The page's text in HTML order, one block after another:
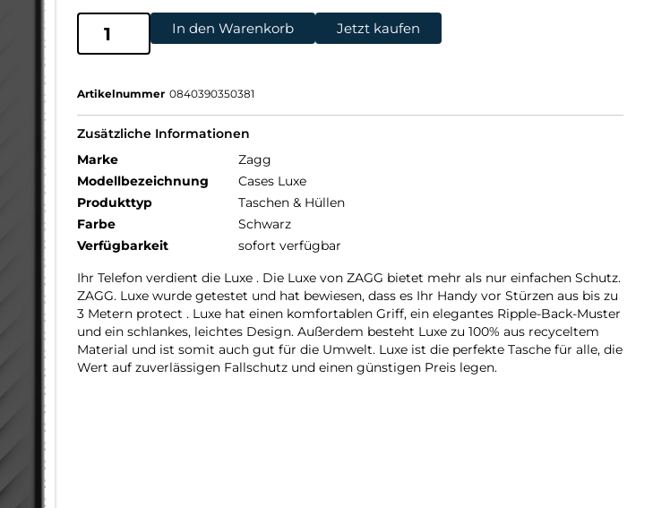
In den Warenkorb Jetzt kaufen
Artikelnummer 0840390350381
Zusätzliche Informationen
Marke
Zagg
Modellbezeichnung
Cases Luxe
Produkttyp
Taschen & Hüllen
Farbe
Schwarz
Verfügbarkeit
sofort verfügbar
Ihr Telefon verdient die Luxe . Die Luxe von ZAGG bietet mehr als nur einfachen Schutz.
ZAGG. Luxe wurde getestet und hat bewiesen, dass es Ihr Handy vor Stürzen aus bis zu
3 Metern protect . Luxe hat einen komfortablen Griff, ein elegantes Ripple-Back-Muster
und ein schlankes, leichtes Design. Außerdem besteht Luxe zu 100% aus recyceltem
Material und ist somit auch gut für die Umwelt. Luxe ist die perfekte Tasche für alle, die
Wert auf zuverlässigen Fallschutz und einen günstigen Preis legen.